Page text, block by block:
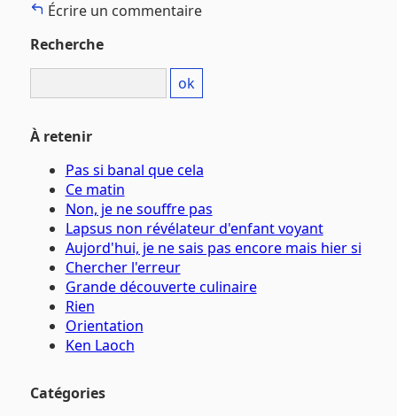
Écrire un commentaire
Recherche
À retenir
Pas si banal que cela
Ce matin
Non, je ne souffre pas
Lapsus non révélateur d'enfant voyant
Aujord'hui, je ne sais pas encore mais hier si
Chercher l'erreur
Grande découverte culinaire
Rien
Orientation
Ken Laoch
Catégories